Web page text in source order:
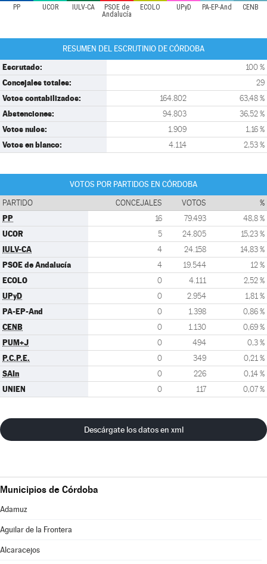
PP UCOR IULV-CA
PSOE de
Andalucía
ECOLO UPyD PA-EP-And CENB
RESUMEN DEL ESCRUTINIO DE CÓRDOBA
Escrutado: 100 %
Concejales totales: 29
Votos contabilizados: 164.802 63,48 %
Abstenciones: 94.803 36,52 %
Votos nulos: 1.909 1,16 %
Votos en blanco: 4.114 2,53 %
VOTOS POR PARTIDOS EN CÓRDOBA
PARTIDO CONCEJALES VOTOS %
PP 16 79.493 48,8 %
UCOR 5 24.805 15,23 %
IULV-CA 4 24.158 14,83 %
PSOE de Andalucía 4 19.544 12 %
ECOLO 0 4.111 2,52 %
UPyD 0 2.954 1,81 %
PA-EP-And 0 1.398 0,86 %
CENB 0 1.130 0,69 %
PUM+J 0 494 0,3 %
P.C.P.E. 0 349 0,21 %
SAIn 0 226 0,14 %
UNIEN 0 117 0,07 %
Descárgate los datos en xml
Municipios de Córdoba
Adamuz
Aguilar de la Frontera
Alcaracejos